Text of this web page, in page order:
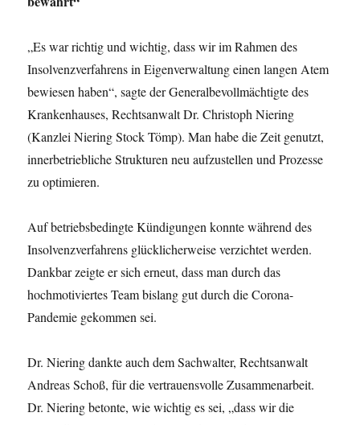
„Es war richtig und wichtig, dass wir im Rahmen des
Insolvenzverfahrens in Eigenverwaltung einen langen Atem
bewiesen haben“, sagte der Generalbevollmächtigte des
Krankenhauses, Rechtsanwalt Dr. Christoph Niering
(Kanzlei Niering Stock Tömp). Man habe die Zeit genutzt,
innerbetriebliche Strukturen neu aufzustellen und Prozesse
zu optimieren.
Auf betriebsbedingte Kündigungen konnte während des
Insolvenzverfahrens glücklicherweise verzichtet werden.
Dankbar zeigte er sich erneut, dass man durch das
hochmotiviertes Team bislang gut durch die Corona-
Pandemie gekommen sei.
Dr. Niering dankte auch dem Sachwalter, Rechtsanwalt
Andreas Schoß, für die vertrauensvolle Zusammenarbeit.
Dr. Niering betonte, wie wichtig es sei, „dass wir die